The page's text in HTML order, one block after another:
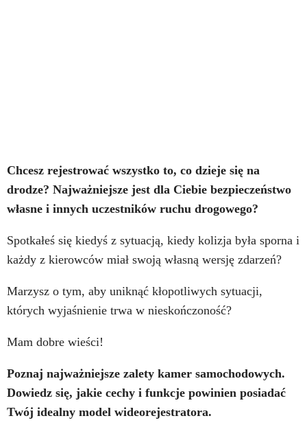
Chcesz rejestrować wszystko to, co dzieje się na
drodze? Najważniejsze jest dla Ciebie bezpieczeństwo
własne i innych uczestników ruchu drogowego?
Spotkałeś się kiedyś z sytuacją, kiedy kolizja była sporna i
każdy z kierowców miał swoją własną wersję zdarzeń?
Marzysz o tym, aby uniknąć kłopotliwych sytuacji,
których wyjaśnienie trwa w nieskończoność?
Mam dobre wieści!
Poznaj najważniejsze zalety kamer samochodowych.
Dowiedz się, jakie cechy i funkcje powinien posiadać
Twój idealny model wideorejestratora.